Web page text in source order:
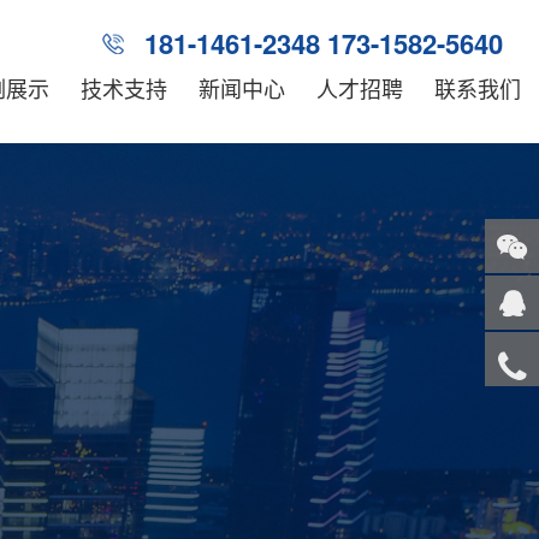
181-1461-2348 173-1582-5640
示 技术支持 新闻中心 人才招聘 联系我们
关注
微信
客服
顶部